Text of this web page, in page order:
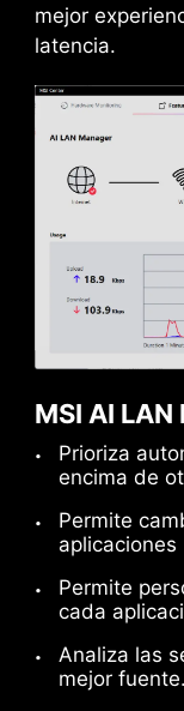
mejor
latencia.
MSI AI LAN
Prioriza
encima de
Permite
aplicaciones
Permite
cada
Analiza las
mejor fuente.